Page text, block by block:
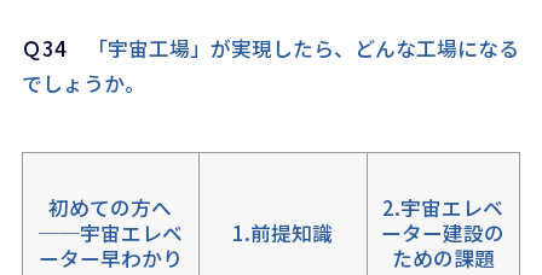
Ｑ34 「宇宙工場」が実現したら、どんな工場になる
でしょうか。
初めての方へ
──宇宙エレベ
ーター早わかり
1.前提知識
2.宇宙エレベ
ーター建設の
ための課題